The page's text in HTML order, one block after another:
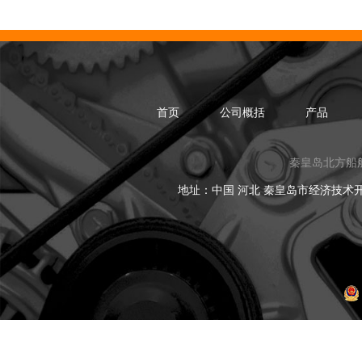
首页 公司概括 产品
秦皇岛北方船
地址：中国 河北 秦皇岛市经济技术